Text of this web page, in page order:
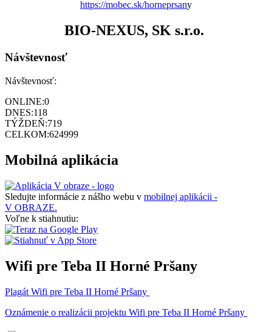
https://mobec.sk/horneprsany
BIO-NEXUS, SK s.r.o.
Návštevnosť
Návštevnosť:
ONLINE:0
DNES:118
TÝŽDEŇ:719
CELKOM:624999
Mobilná aplikácia
Sledujte informácie z nášho webu v mobilnej aplikácii -
V OBRAZE.
Voľne k stiahnutiu:
Wifi pre Teba II Horné Pršany
Plagát Wifi pre Teba II Horné Pršany
Oznámenie o realizácii projektu Wifi pre Teba II Horné Pršany